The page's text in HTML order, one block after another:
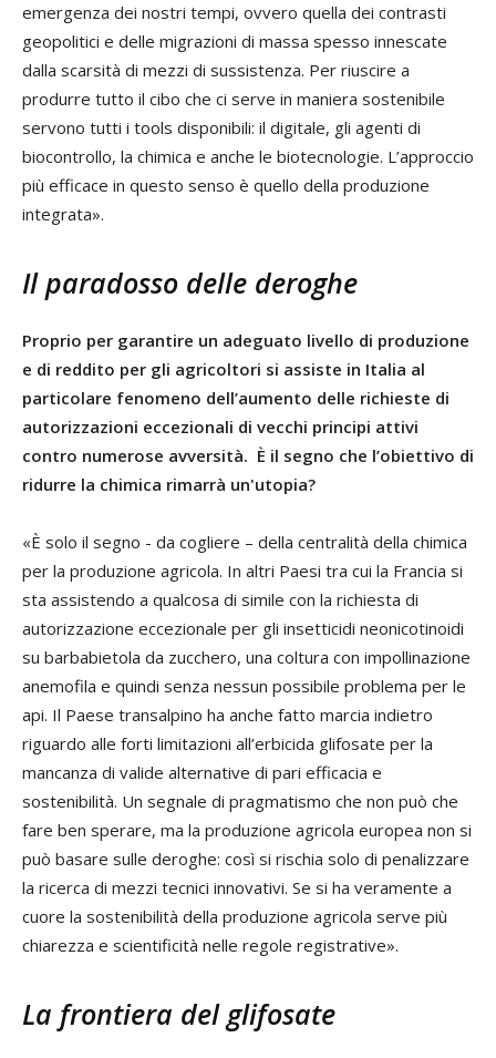
emergenza dei nostri tempi, ovvero quella dei contrasti
geopolitici e delle migrazioni di massa spesso innescate
dalla scarsità di mezzi di sussistenza. Per riuscire a
produrre tutto il cibo che ci serve in maniera sostenibile
servono tutti i tools disponibili: il digitale, gli agenti di
biocontrollo, la chimica e anche le biotecnologie. L’approccio
più efficace in questo senso è quello della produzione
integrata».
Il paradosso delle deroghe
Proprio per garantire un adeguato livello di produzione
e di reddito per gli agricoltori si assiste in Italia al
particolare fenomeno dell’aumento delle richieste di
autorizzazioni eccezionali di vecchi principi attivi
contro numerose avversità. È il segno che l’obiettivo di
ridurre la chimica rimarrà un'utopia?
«È solo il segno - da cogliere – della centralità della chimica
per la produzione agricola. In altri Paesi tra cui la Francia si
sta assistendo a qualcosa di simile con la richiesta di
autorizzazione eccezionale per gli insetticidi neonicotinoidi
su barbabietola da zucchero, una coltura con impollinazione
anemofila e quindi senza nessun possibile problema per le
api. Il Paese transalpino ha anche fatto marcia indietro
riguardo alle forti limitazioni all’erbicida glifosate per la
mancanza di valide alternative di pari efficacia e
sostenibilità. Un segnale di pragmatismo che non può che
fare ben sperare, ma la produzione agricola europea non si
può basare sulle deroghe: così si rischia solo di penalizzare
la ricerca di mezzi tecnici innovativi. Se si ha veramente a
cuore la sostenibilità della produzione agricola serve più
chiarezza e scientificità nelle regole registrative».
La frontiera del glifosate